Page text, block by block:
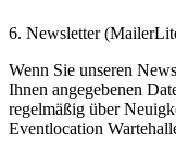
6. Newsletter
Wenn Sie unseren
Ihnen angegebenen
regelmäßig über
Eventlocation